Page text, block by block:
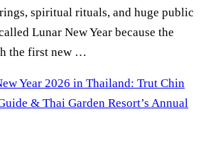
spiritual rituals, and huge public
Lunar New Year because the
the first new …
Year 2026 in Thailand: Trut Chin
& Thai Garden Resort’s Annual